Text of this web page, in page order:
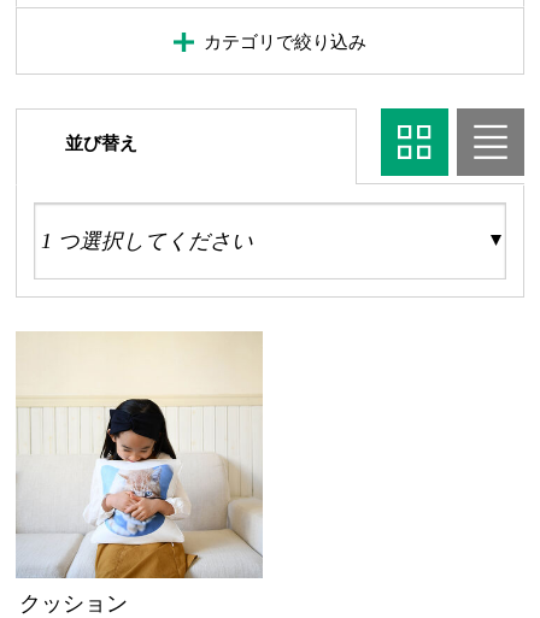
カテゴリで絞り込み
並び替え
クッション